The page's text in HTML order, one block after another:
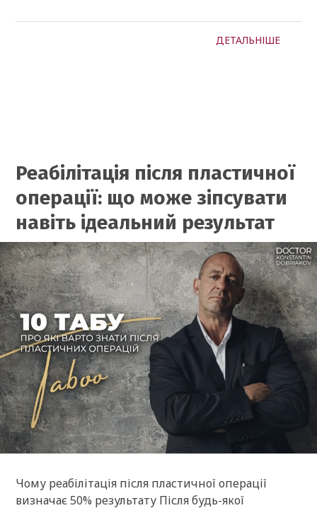
ДЕТАЛЬНІШЕ
Реабілітація після пластичної
операції: що може зіпсувати
навіть ідеальний результат
Чому реабілітація після пластичної операції
визначає 50% результату Після будь-якої